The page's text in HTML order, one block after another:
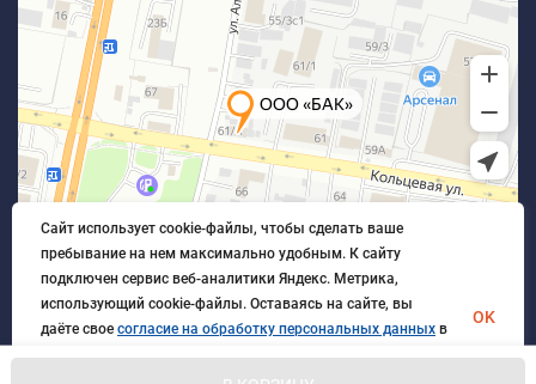
Сайт использует cookie-файлы, чтобы сделать ваше
пребывание на нем максимально удобным. К cайту
подключен сервис веб-аналитики Яндекс. Метрика,
использующий cookie-файлы. Оставаясь на сайте, вы
даёте свое согласие на обработку персональных данных в
порядке, указанном вПолитике обработки персональных
OK